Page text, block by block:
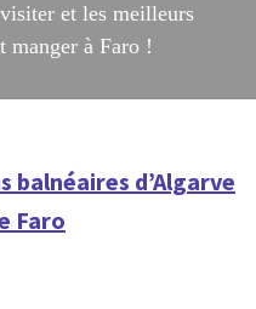
et les meilleurs
manger à Faro !
balnéaires d’Algarve
Faro